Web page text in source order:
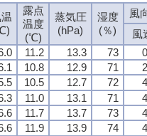
露点
温度
(℃)
蒸気圧
(hPa)
湿度
(％)
風
風
11.2 13.3 73
10.8 12.9 71
10.5 12.7 72
11.0 13.1 71
11.7 13.7 73
11.9 13.9 74